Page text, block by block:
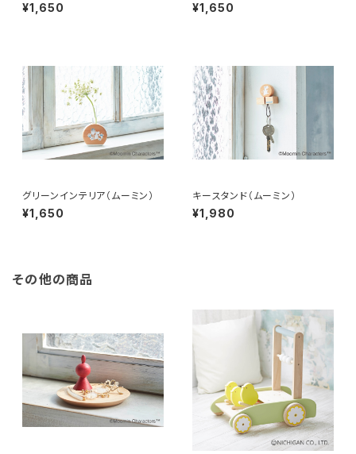
¥1,650 ¥1,650
グリーンインテリア（ムーミン）
¥1,650
キースタンド（ムーミン）
¥1,980
その他の商品